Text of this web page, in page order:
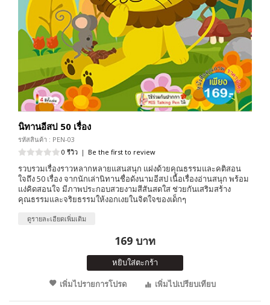
นิทานอีสป 50 เรื่อง
รหัสสินค้า : PEN-03
0 รีวิว | Be the first to review
รวบรวมเรื่องราวหลากหลายแสนสนุก แฝงด้วยคุณธรรมและคติสอน
ใจถึง 50 เรื่อง จากนักเล่านิทานชื่อดังนามอีสป เนื้อเรื่องอ่านสนุก พร้อม
แง่คิดสอนใจ มีภาพประกอบสวยงามสีสันสดใส ช่วยกันเสริมสร้าง
คุณธรรมและจริยธรรมให้งอกเงยในจิตใจของเด็กๆ
ดูรายละเอียดเพิ่มเติม
169 บาท
หยิบใส่ตะกร้า
เพิ่มไปรายการโปรด
เพิ่มไปเปรียบเทียบ